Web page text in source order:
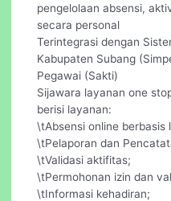
pengelolaan absensi,
secara personal
Terintegrasi dengan
Kabupaten Subang
Pegawai (Sakti)
Sijawara layanan one
berisi layanan:
\tAbsensi online berbasis
\tPelaporan dan
\tValidasi aktifitas;
\tPermohonan izin dan
\tInformasi kehadiran;